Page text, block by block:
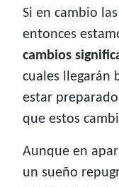
Si en cambio
entonces
cambios
cuales llegarán
estar
que estos
Aunque en
un sueño